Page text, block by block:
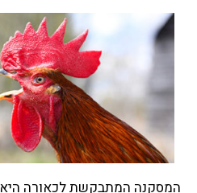
המסקנה המתבקשת לכאורה היא